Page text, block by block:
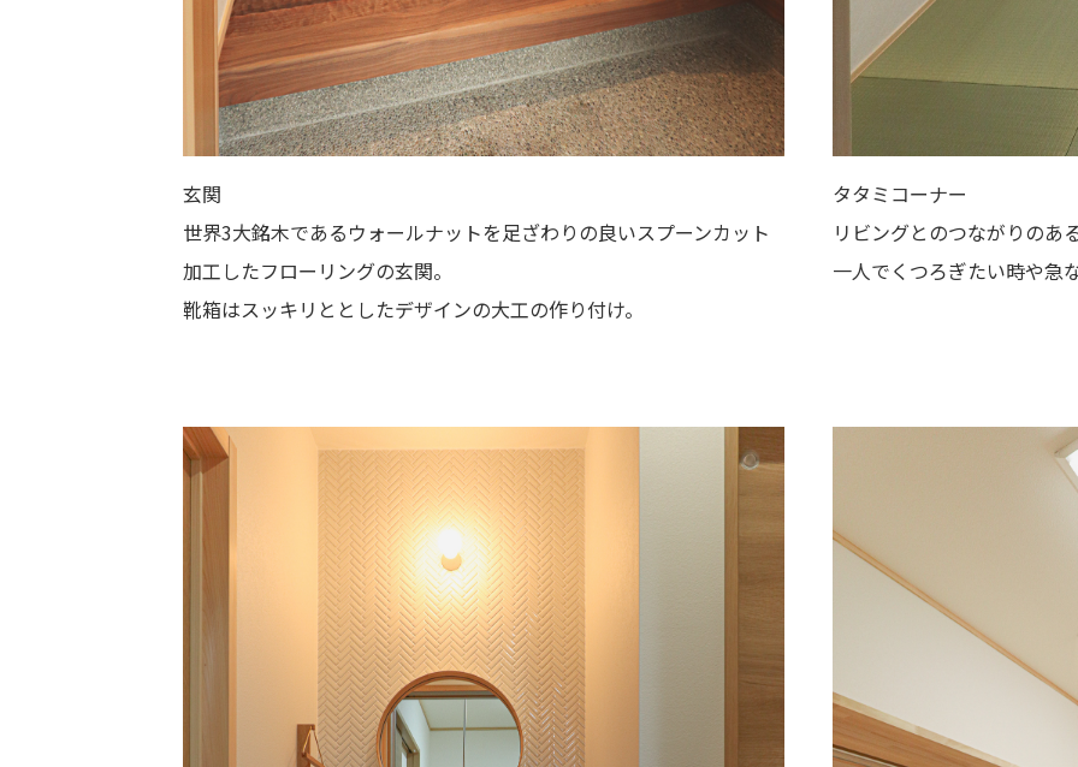
玄関
世界3大銘木であるウォールナットを足ざわりの良いスプーンカット
加工したフローリングの玄関。
靴箱はスッキリととしたデザインの大工の作り付け。
タタミコーナー
リビングとのつながりのあ
一人でくつろぎたい時や急